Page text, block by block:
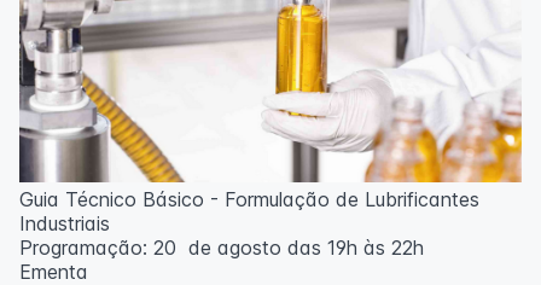
Guia Técnico Básico - Formulação de Lubrificantes
Industriais
Programação: 20 de agosto das 19h às 22h
Ementa